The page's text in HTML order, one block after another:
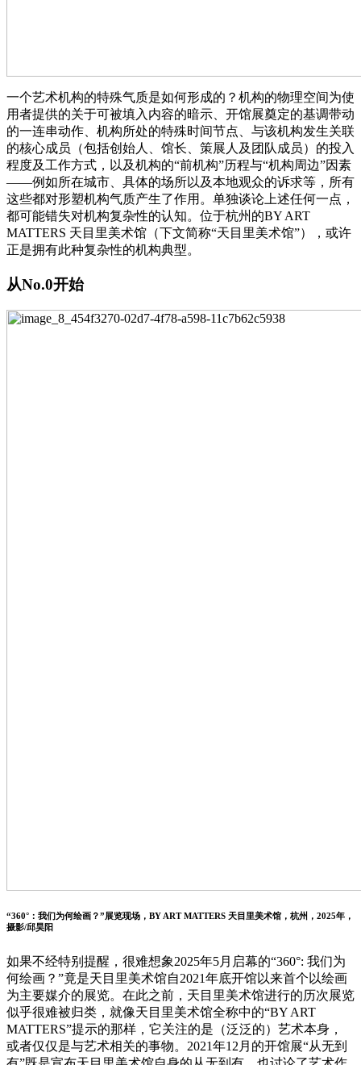
一个艺术机构的特殊气质是如何形成的？机构的物理空间为使
用者提供的关于可被填入内容的暗示、开馆展奠定的基调带动
的一连串动作、机构所处的特殊时间节点、与该机构发生关联
的核心成员（包括创始人、馆长、策展人及团队成员）的投入
程度及工作方式，以及机构的“前机构”历程与“机构周边”因素
——例如所在城市、具体的场所以及本地观众的诉求等，所有
这些都对形塑机构气质产生了作用。单独谈论上述任何一点，
都可能错失对机构复杂性的认知。位于杭州的BY ART
MATTERS 天目里美术馆（下文简称“天目里美术馆”），或许
正是拥有此种复杂性的机构典型。
从No.0开始
“360°：我们为何绘画？”展览现场，BY ART MATTERS 天目里美术馆，杭州，2025年，
摄影/邱昊阳
如果不经特别提醒，很难想象2025年5月启幕的“360°: 我们为
何绘画？”竟是天目里美术馆自2021年底开馆以来首个以绘画
为主要媒介的展览。在此之前，天目里美术馆进行的历次展览
似乎很难被归类，就像天目里美术馆全称中的“BY ART
MATTERS”提示的那样，它关注的是（泛泛的）艺术本身，
或者仅仅是与艺术相关的事物。2021年12月的开馆展“从无到